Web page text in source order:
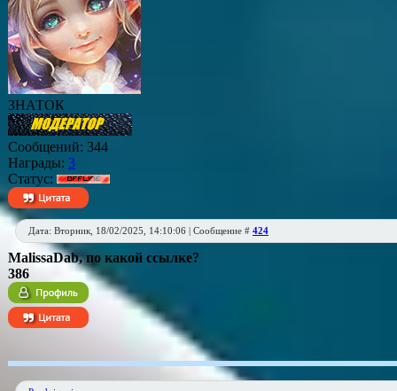
ЗНАТОК
Сообщений: 344
Награды: 3
Статус:
Дата: Вторник, 18/02/2025, 14:10:06 | Сообщение # 424
MalissaDab, по какой ссылке?
386